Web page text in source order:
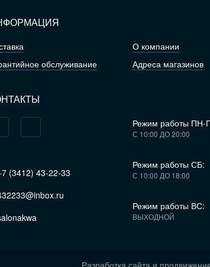
обслуживание
О компании
Адреса магазинов
(3412) 43-22-33
Режим работы ПН-
С 10:00 ДО 20:00
Режим работы СБ:
С 10:00 ДО 18:00
Режим работы ВС:
ВЫХОДНОЙ
Разработка сайта и